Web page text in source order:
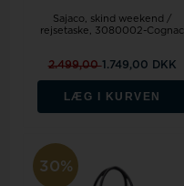
Sajaco, skind weekend /
rejsetaske, 3080002-Cognac
2.499,001.749,00 DKK
LÆG I KURVEN
30%